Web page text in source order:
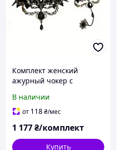
Комплект женский
ажурный чокер с
стимпанк 2 предмета
[UT1330941] Fashion
В наличии
от 118₴/мес
1 177₴/комплект
Купить